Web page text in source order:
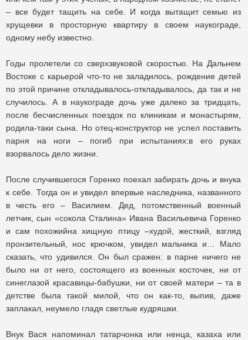
– все будет тащить на себе. И когда вытащит семью из
хрущевки в просторную квартиру в своем наукограде,
одному небу известно.
Годы пролетели со сверхзвуковой скоростью. На Дальнем
Востоке с карьерой что-то не заладилось, рождение детей
по этой причине откладывалось-откладывалось, да так и не
случилось. А в наукограде дочь уже далеко за тридцать,
после бесчисленных поездок по клиникам и монастырям,
родила-таки сына. Но отец-конструктор не успел поставить
парня на ноги – погиб при испытаниях:в его руках
взорвалось дело жизни.
После случившегося Горенко поехал забирать дочь и внука
к себе. Тогда он и увидел впервые наследника, названного
в честь его – Василием. Дед, потомственный военный
летчик, сын «сокола Сталина» Ивана Васильевича Горенко
и сам похожийна хищную птицу –худой, жесткий, взгляд
пронзительный, нос крючком, увидел мальчика и… Мало
сказать, что удивился. Он был сражен: в парне ничего не
было ни от него, состоящего из военных косточек, ни от
синеглазой красавицы-бабушки, ни от своей матери – та в
детстве была такой милой, что он как-то, выпив, даже
заплакал, неумело гладя светлые кудряшки.
Внук Вася напоминал татарчонка или ненца, казаха или